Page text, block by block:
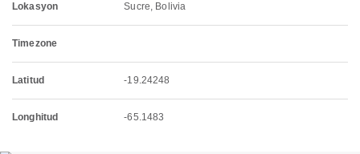
Lokasyon Sucre, Bolivia
Timezone
Latitud -19.24248
Longhitud -65.1483